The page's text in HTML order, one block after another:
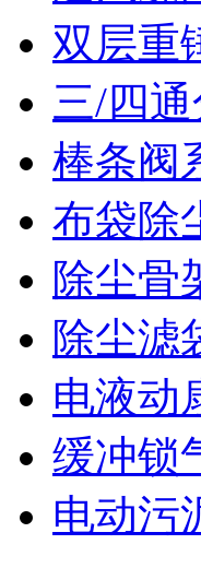
双层重
三/四
棒条阀
布袋除
除尘骨
除尘滤
电液动
缓冲锁
电动污